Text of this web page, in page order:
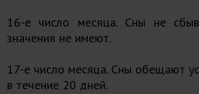
16-е число месяца. Сны не
значения не имеют.
17-е число месяца. Сны обещают
в течение 20 дней.